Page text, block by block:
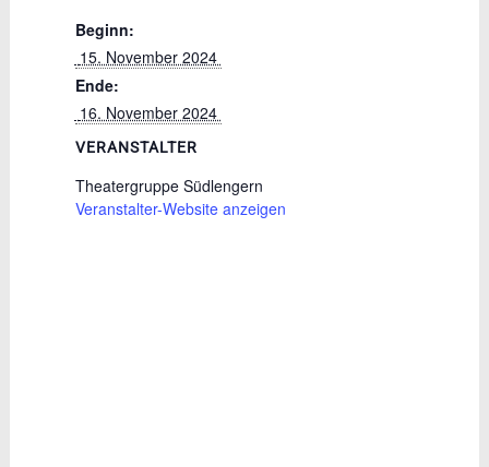
Beginn:
15. November 2024
Ende:
16. November 2024
VERANSTALTER
Theatergruppe Südlengern
Veranstalter-Website anzeigen